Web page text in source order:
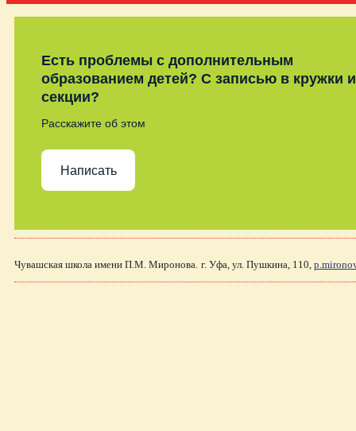
Есть проблемы с дополнительным
образованием детей? С записью в кружки и
секции?
Расскажите об этом
Написать
Чувашская школа имени П.М. Миронова. г. Уфа, ул. Пушкина, 110,